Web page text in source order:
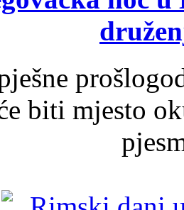
biti mjesto